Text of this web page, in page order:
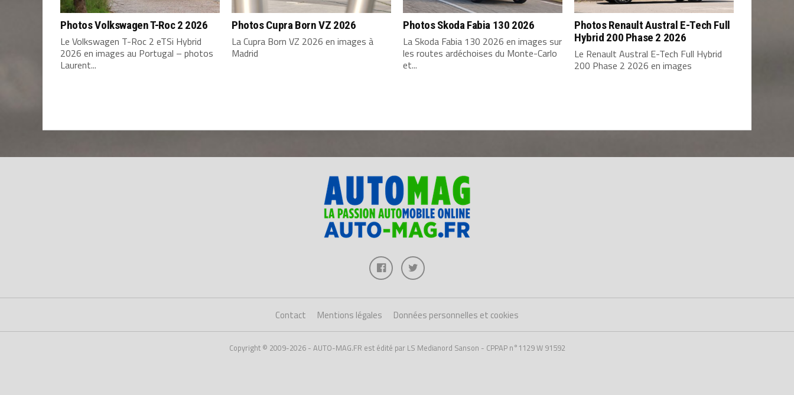
Photos Volkswagen T-Roc 2 2026
Le Volkswagen T-Roc 2 eTSi Hybrid
2026 en images au Portugal – photos
Laurent...
Photos Cupra Born VZ 2026
La Cupra Born VZ 2026 en images à
Madrid
Photos Skoda Fabia 130 2026
La Skoda Fabia 130 2026 en images sur
les routes ardéchoises du Monte-Carlo
et...
Photos Renault Austral E-Tech Full
Hybrid 200 Phase 2 2026
Le Renault Austral E-Tech Full Hybrid
200 Phase 2 2026 en images
Contact Mentions légales Données personnelles et cookies
Copyright © 2009-2026 - AUTO-MAG.FR est édité par LS Medianord Sanson - CPPAP n°1129 W 91592